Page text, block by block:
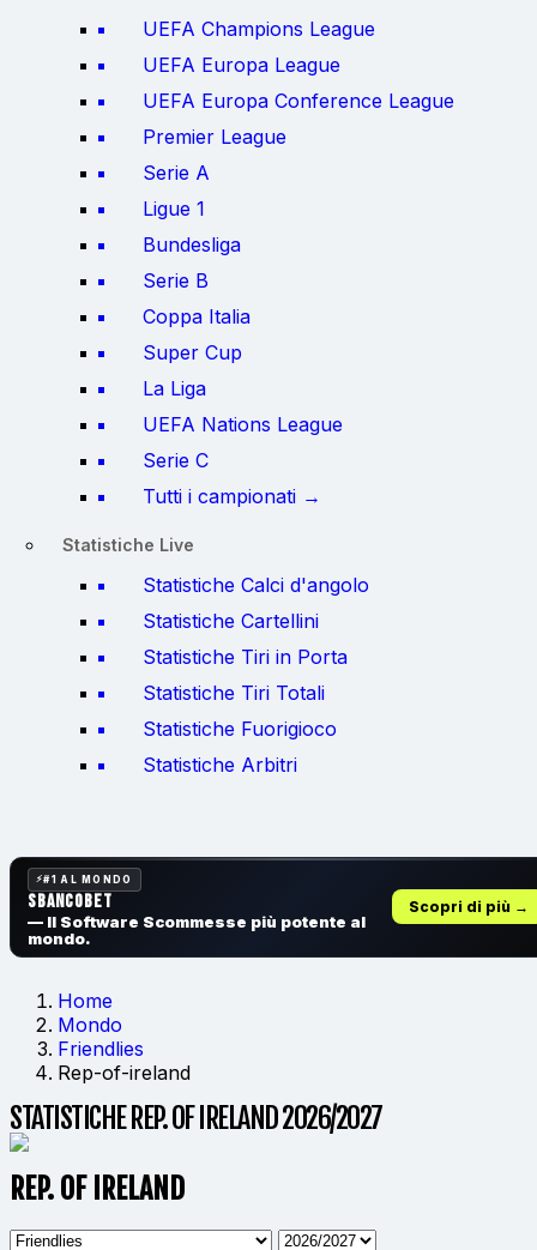
UEFA Champions League
UEFA Europa League
UEFA Europa Conference League
Premier League
Serie A
Ligue 1
Bundesliga
Serie B
Coppa Italia
Super Cup
La Liga
UEFA Nations League
Serie C
Tutti i campionati →
Statistiche Live
Statistiche Calci d'angolo
Statistiche Cartellini
Statistiche Tiri in Porta
Statistiche Tiri Totali
Statistiche Fuorigioco
Statistiche Arbitri
#1 AL MONDO
SbancoBet
— Il Software Scommesse più potente al
mondo.
Scopri di più →
Home
Mondo
Friendlies
Rep-of-ireland
STATISTICHE REP. OF IRELAND 2026/2027
REP. OF IRELAND